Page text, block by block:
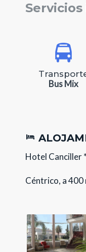
Bus Mix
Hotel Canciller
Céntrico, a 400